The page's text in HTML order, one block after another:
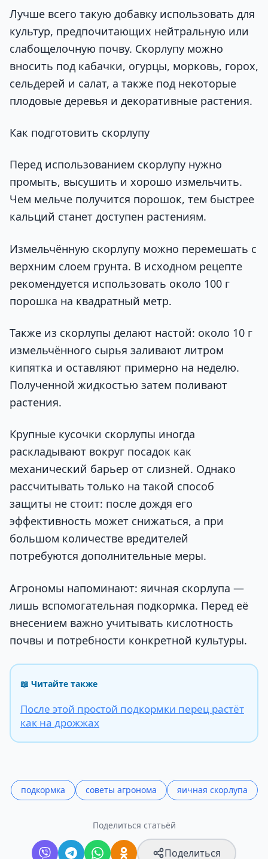
Лучше всего такую добавку использовать для
культур, предпочитающих нейтральную или
слабощелочную почву. Скорлупу можно
вносить под кабачки, огурцы, морковь, горох,
сельдерей и салат, а также под некоторые
плодовые деревья и декоративные растения.
Как подготовить скорлупу
Перед использованием скорлупу нужно
промыть, высушить и хорошо измельчить.
Чем мельче получится порошок, тем быстрее
кальций станет доступен растениям.
Измельчённую скорлупу можно перемешать с
верхним слоем грунта. В исходном рецепте
рекомендуется использовать около 100 г
порошка на квадратный метр.
Также из скорлупы делают настой: около 10 г
измельчённого сырья заливают литром
кипятка и оставляют примерно на неделю.
Полученной жидкостью затем поливают
растения.
Крупные кусочки скорлупы иногда
раскладывают вокруг посадок как
механический барьер от слизней. Однако
рассчитывать только на такой способ
защиты не стоит: после дождя его
эффективность может снижаться, а при
большом количестве вредителей
потребуются дополнительные меры.
Агрономы напоминают: яичная скорлупа —
лишь вспомогательная подкормка. Перед её
внесением важно учитывать кислотность
почвы и потребности конкретной культуры.
📖 Читайте также
После этой простой подкормки перец растёт
как на дрожжах
подкормка советы агронома яичная скорлупа
Поделиться статьёй
Поделиться